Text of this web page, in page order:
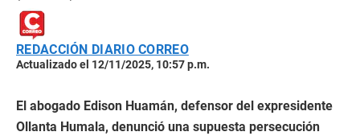
REDACCIÓN DIARIO CORREO
Actualizado el 12/11/2025, 10:57 p.m.
El abogado Edison Huamán, defensor del expresidente
Ollanta Humala, denunció una supuesta persecución